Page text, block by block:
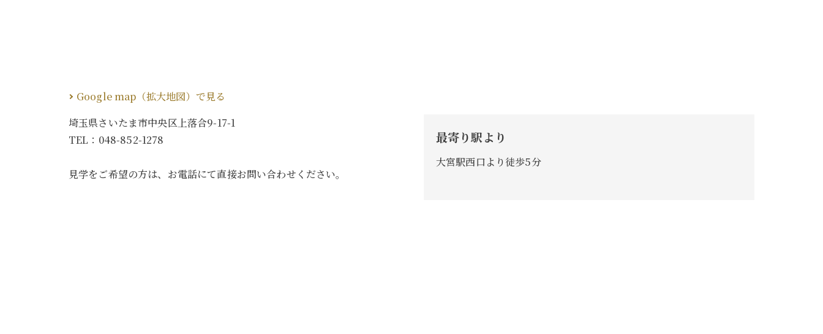
Google map（拡大地図）で見る
埼玉県さいたま市中央区上落合9-17-1
TEL： 048-852-1278
見学をご希望の方は、お電話にて直接お問い合わせください。
最寄り駅より
大宮駅西口より徒歩5分